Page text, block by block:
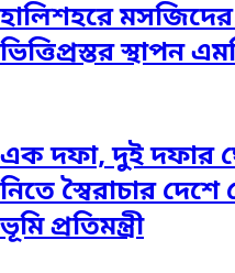
হালিশহরে
ভিত্তিপ্রস্তর স্থাপন
এক দফা, দুই দফার
নিতে স্বৈরাচার
ভূমি প্রতিমন্ত্রী